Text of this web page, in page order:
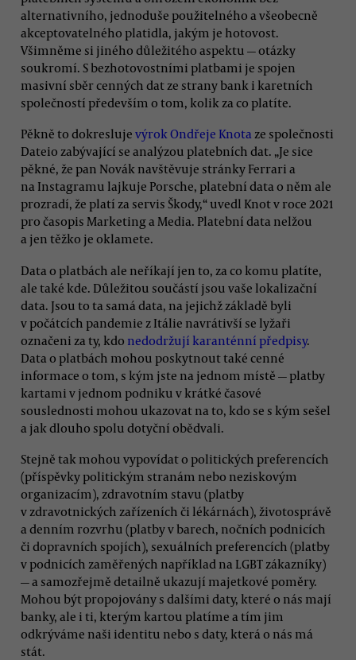
alternativního, jednoduše použitelného a všeobecně
akceptovatelného platidla, jakým je hotovost.
Všimněme si jiného důležitého aspektu — otázky
soukromí. S bezhotovostními platbami je spojen
masivní sběr cenných dat ze strany bank i karetních
společností především o tom, kolik za co platíte.
Pěkně to dokresluje výrok Ondřeje Knota ze společnosti
Dateio zabývající se analýzou platebních dat. „Je sice
pěkné, že pan Novák navštěvuje stránky Ferrari a
na Instagramu lajkuje Porsche, platební data o něm ale
prozradí, že platí za servis Škody,“ uvedl Knot v roce 2021
pro časopis Marketing a Media. Platební data nelžou
a jen těžko je oklamete.
Data o platbách ale neříkají jen to, za co komu platíte,
ale také kde. Důležitou součástí jsou vaše lokalizační
data. Jsou to ta samá data, na jejichž základě byli
v počátcích pandemie z Itálie navrátivší se lyžaři
označeni za ty, kdo nedodržují karanténní předpisy.
Data o platbách mohou poskytnout také cenné
informace o tom, s kým jste na jednom místě — platby
kartami v jednom podniku v krátké časové
souslednosti mohou ukazovat na to, kdo se s kým sešel
a jak dlouho spolu dotyční obědvali.
Stejně tak mohou vypovídat o politických preferencích
(příspěvky politickým stranám nebo neziskovým
organizacím), zdravotním stavu (platby
v zdravotnických zařízeních či lékárnách), životosprávě
a denním rozvrhu (platby v barech, nočních podnicích
či dopravních spojích), sexuálních preferencích (platby
v podnicích zaměřených například na LGBT zákazníky)
— a samozřejmě detailně ukazují majetkové poměry.
Mohou být propojovány s dalšími daty, které o nás mají
banky, ale i ti, kterým kartou platíme a tím jim
odkrýváme naši identitu nebo s daty, která o nás má
stát.